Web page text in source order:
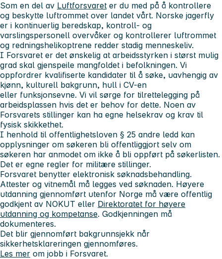
Som en del av Luftforsvaret er du med på å kontrollere
og beskytte luftrommet over landet vårt. Norske jagerfly
er i kontinuerlig beredskap, kontroll- og
varslingspersonell overvåker og kontrollerer luftrommet
og redningshelikoptrene redder stadig menneskeliv.
I Forsvaret er det ønskelig at arbeidsstyrken i størst mulig
grad skal gjenspeile mangfoldet i befolkningen. Vi
oppfordrer kvalifiserte kandidater til å søke, uavhengig av
kjønn, kulturell bakgrunn, hull i CV-en
eller funksjonsevne. Vi vil sørge for tilrettelegging på
arbeidsplassen hvis det er behov for dette. Noen av
Forsvarets stillinger kan ha egne helsekrav og krav til
fysisk skikkethet.
I henhold til offentlighetsloven § 25 andre ledd kan
opplysninger om søkeren bli offentliggjort selv om
søkeren har anmodet om ikke å bli oppført på søkerlisten.
Det er egne regler for militære stillinger.
Forsvaret benytter elektronisk søknadsbehandling.
Attester og vitnemål må legges ved søknaden. Høyere
utdanning gjennomført utenfor Norge må være offentlig
godkjent av NOKUT eller Direktoratet for høyere
utdanning og kompetanse. Godkjenningen må
dokumenteres.
Det blir gjennomført bakgrunnsjekk når
sikkerhetsklareringen gjennomføres.
Les mer om jobb i Forsvaret.